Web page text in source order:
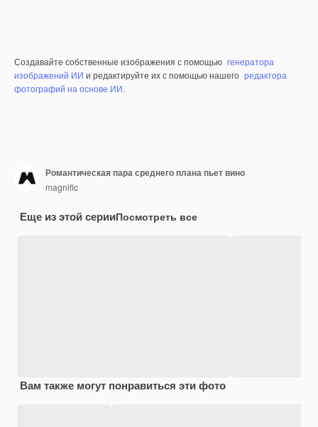
Создавайте собственные изображения с помощью генератора
изображений ИИ и редактируйте их с помощью нашего редактора
фотографий на основе ИИ.
Романтическая пара среднего плана пьет вино
magnific
Еще из этой серииПосмотреть все
Вам также могут понравиться эти фото